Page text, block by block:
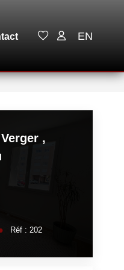
EN
,
Réf : 202